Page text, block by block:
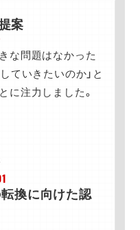
案
な問題はなかった
ていきたいのか」と
に注力しました。
転換に向けた認